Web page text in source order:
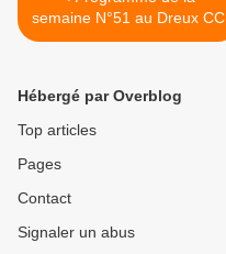
semaine N°51 au Dreux CC
Hébergé par Overblog
Top articles
Pages
Contact
Signaler un abus